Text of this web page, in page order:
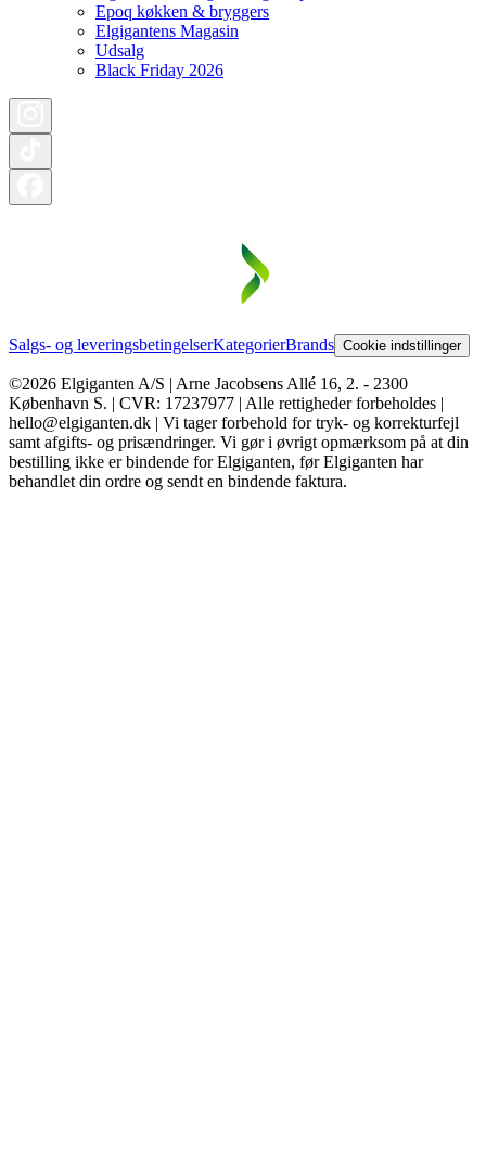
Epoq køkken & bryggers
Elgigantens Magasin
Udsalg
Black Friday 2026
Salgs- og leveringsbetingelserKategorierBrands Cookie indstillinger
©2026 Elgiganten A/S | Arne Jacobsens Allé 16, 2. - 2300
København S. | CVR: 17237977 | Alle rettigheder forbeholdes |
hello@elgiganten.dk | Vi tager forbehold for tryk- og korrekturfejl
samt afgifts- og prisændringer. Vi gør i øvrigt opmærksom på at din
bestilling ikke er bindende for Elgiganten, før Elgiganten har
behandlet din ordre og sendt en bindende faktura.